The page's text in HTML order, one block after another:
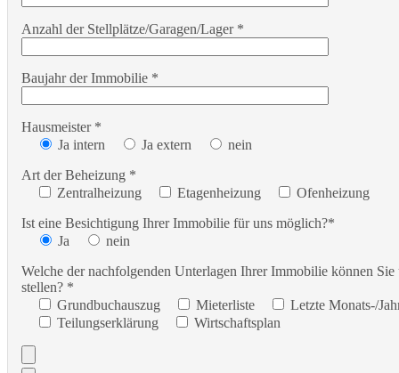
Anzahl der Stellplätze/Garagen/Lager *
Baujahr der Immobilie *
Hausmeister *
Ja intern
Ja extern
nein
Art der Beheizung *
Zentralheizung
Etagenheizung
Ofenheizung
Ist eine Besichtigung Ihrer Immobilie für uns möglich?*
Ja
nein
Welche der nachfolgenden Unterlagen Ihrer Immobilie können
stellen? *
Grundbuchauszug
Mieterliste
Letzte Monats-/
Teilungserklärung
Wirtschaftsplan